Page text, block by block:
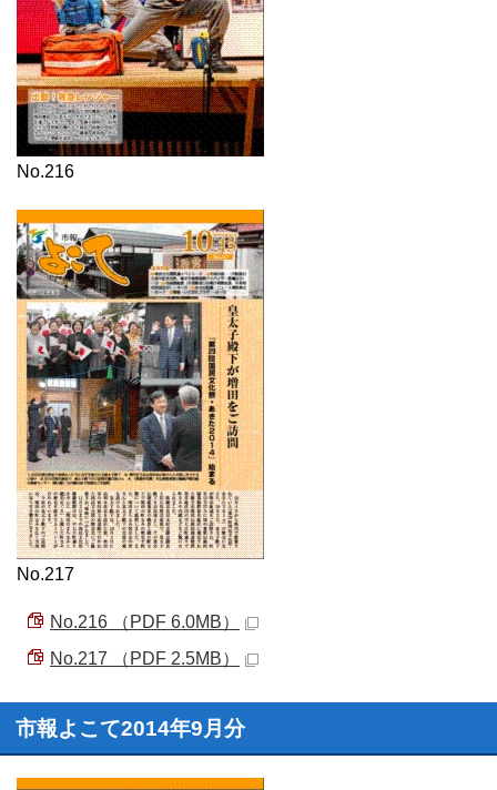
No.216
No.217
No.216 （PDF 6.0MB）
No.217 （PDF 2.5MB）
市報よこて2014年9月分